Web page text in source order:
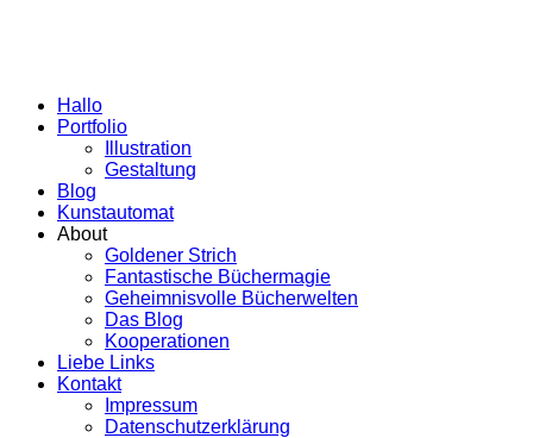
Hallo
Portfolio
Illustration
Gestaltung
Blog
Kunstautomat
About
Goldener Strich
Fantastische Büchermagie
Geheimnisvolle Bücherwelten
Das Blog
Kooperationen
Liebe Links
Kontakt
Impressum
Datenschutzerklärung